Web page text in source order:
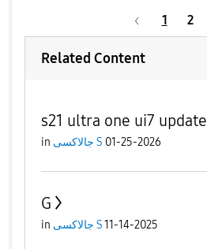
1 2
Related Content
s21 ultra one ui7 update
in جالاكسى S 01-25-2026
G
in جالاكسى S11-14-2025